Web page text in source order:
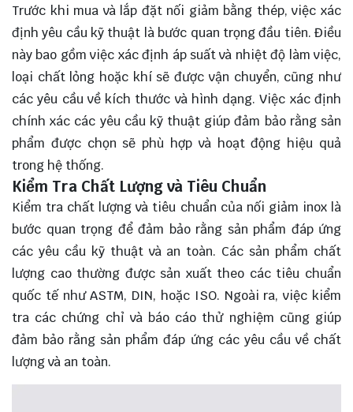
Trước khi mua và lắp đặt nối giảm bằng thép, việc xác
định yêu cầu kỹ thuật là bước quan trọng đầu tiên. Điều
này bao gồm việc xác định áp suất và nhiệt độ làm việc,
loại chất lỏng hoặc khí sẽ được vận chuyển, cũng như
các yêu cầu về kích thước và hình dạng. Việc xác định
chính xác các yêu cầu kỹ thuật giúp đảm bảo rằng sản
phẩm được chọn sẽ phù hợp và hoạt động hiệu quả
trong hệ thống.
Kiểm Tra Chất Lượng và Tiêu Chuẩn
Kiểm tra chất lượng và tiêu chuẩn của nối giảm inox là
bước quan trọng để đảm bảo rằng sản phẩm đáp ứng
các yêu cầu kỹ thuật và an toàn. Các sản phẩm chất
lượng cao thường được sản xuất theo các tiêu chuẩn
quốc tế như ASTM, DIN, hoặc ISO. Ngoài ra, việc kiểm
tra các chứng chỉ và báo cáo thử nghiệm cũng giúp
đảm bảo rằng sản phẩm đáp ứng các yêu cầu về chất
lượng và an toàn.